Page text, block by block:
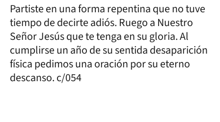
Partiste en una forma repentina que no tuve
tiempo de decirte adiós. Ruego a Nuestro
Señor Jesús que te tenga en su gloria. Al
cumplirse un año de su sentida desaparición
física pedimos una oración por su eterno
descanso. c/054